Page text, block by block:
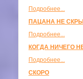
Подробнее...
ПАЦАНА НЕ
Подробнее...
КОГДА НИЧЕГО
Подробнее...
СКОРО